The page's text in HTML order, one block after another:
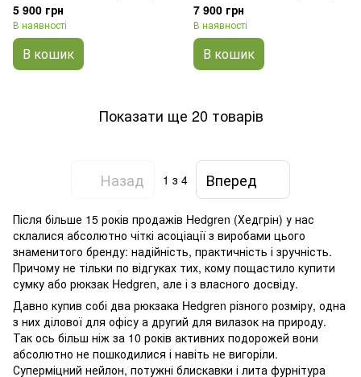
5 900 грн
В наявності
В кошик
7 900 грн
В наявності
В кошик
Показати ще 20 товарів
Назад 1 з 4 Вперед
Після більше 15 років продажів Hedgren (Хедгрін) у нас
склалися абсолютно чіткі асоціації з виробами цього
знаменитого бренду: надійність, практичність і зручність.
Причому не тільки по відгуках тих, кому пощастило купити
сумку або рюкзак Hedgren, але і з власного досвіду.
Давно купив собі два рюкзака Hedgren різного розміру, одна
з них ділової для офісу а другий для вилазок на природу.
Так ось більш ніж за 10 років активних подорожей вони
абсолютно не пошкодилися і навіть не вигоріли.
Суперміцний нейлон, потужні блискавки і лита фурнітура